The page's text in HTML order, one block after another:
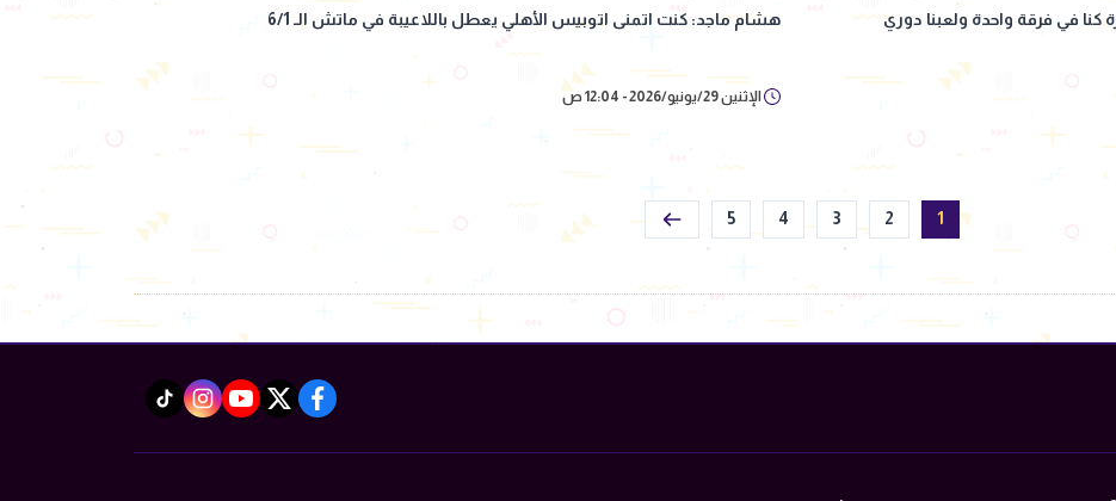
في فرقة واحدة ولعبنا دوري هشام ماجد: كنت اتمنى اتوبيس الأهلي يعطل باللاعيبة في ماتش الـ 6/1
الإثنين 29/يونيو/2026 - 12:04 ص
1
2
3
4
5
facebook
twitter
youtube
instagram
tiktok